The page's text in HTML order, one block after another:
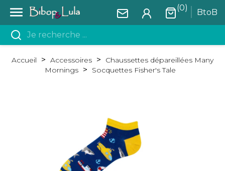
 BtoB
(0)
Accueil Accessoires
Chaussettes dépareillées Many
Mornings
Socquettes Fisher's Tale